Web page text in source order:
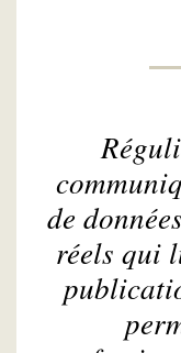
de
réels qui